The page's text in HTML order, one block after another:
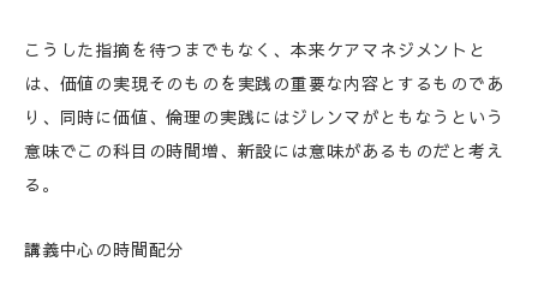
こうした指摘を待つまでもなく、本来ケアマネジメントと
は、価値の実現そのものを実践の重要な内容とするものであ
り、同時に価値、倫理の実践にはジレンマがともなうという
意味でこの科目の時間増、新設には意味があるものだと考え
る。
講義中心の時間配分